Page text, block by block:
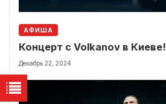
АФИША
Концерт с Volkanov в Киеве!
Декабрь 22, 2024